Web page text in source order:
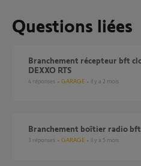
Questions liées
Branchement récepteur bft clonix 2E sur moteur Somfy
DEXXO RTS
4 réponses GARAGE il y a 2 mois
Branchement boîtier radio bft
3 réponses GARAGE il y a 5 mois